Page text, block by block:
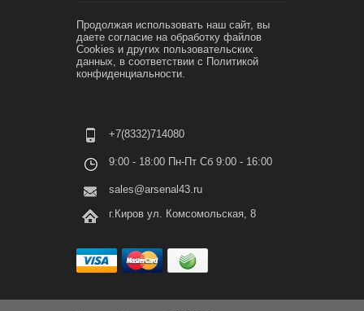
Продолжая использовать наш сайт, вы
даете согласие на обработку файлов
Cookies и других пользовательских
данных, в соответствии с Политикой
конфиденциальности.
+7(8332)714080
9:00 - 18:00 Пн-Пт Сб 9:00 - 16:00
sales@arsenal43.ru
г.Киров ул. Комсомольская, 8